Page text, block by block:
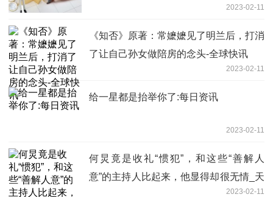
2023-02-11
《知否》原著：常嬷嬷见了明兰后，打消
了让自己孙女做陪房的念头-全球快讯
2023-02-11
给一星都是抬举你了:每日资讯
2023-02-11
何炅竟是收礼“惯犯”，和这些“善解人
意”的主持人比起来，他显得却很无情_天
2023-02-11